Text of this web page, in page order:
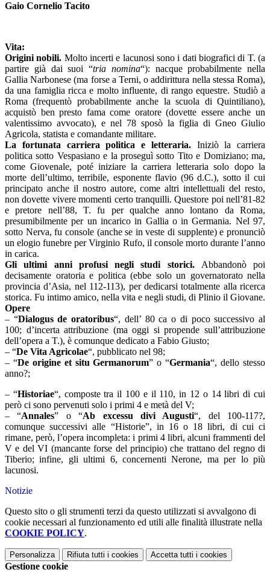
Gaio Cornelio Tacito
Vita:
Origini nobili. Molto incerti e lacunosi sono i dati biografici di T. (a
partire già dai suoi “tria nomina“): nacque probabilmente nella
Gallia Narbonese (ma forse a Terni, o addirittura nella stessa Roma),
da una famiglia ricca e molto influente, di rango equestre. Studiò a
Roma (frequentò probabilmente anche la scuola di Quintiliano),
acquistò ben presto fama come oratore (dovette essere anche un
valentissimo avvocato), e nel 78 sposò la figlia di Gneo Giulio
Agricola, statista e comandante militare.
La fortunata carriera politica e letteraria.
Iniziò la carriera
politica sotto Vespasiano e la proseguì sotto Tito e Domiziano; ma,
come Giovenale, poté iniziare la carriera letteraria solo dopo la
morte dell’ultimo, terribile, esponente flavio (96 d.C.), sotto il cui
principato anche il nostro autore, come altri intellettuali del resto,
non dovette vivere momenti certo tranquilli. Questore poi nell’81-82
e pretore nell’88, T. fu per qualche anno lontano da Roma,
presumibilmente per un incarico in Gallia o in Germania. Nel 97,
sotto Nerva, fu console (anche se in veste di supplente) e pronunciò
un elogio funebre per Virginio Rufo, il console morto durante l’anno
in carica.
Gli ultimi anni profusi negli studi storici.
Abbandonò poi
decisamente oratoria e politica (ebbe solo un governatorato nella
provincia d’Asia, nel 112-113), per dedicarsi totalmente alla ricerca
storica. Fu intimo amico, nella vita e negli studi, di Plinio il Giovane.
Opere
– “Dialogus de oratoribus“, dell’ 80 ca o di poco successivo al
100; d’incerta attribuzione (ma oggi si propende sull’attribuzione
dell’opera a T.), è comunque dedicato a Fabio Giusto;
– “De Vita Agricolae“, pubblicato nel 98;
– “De origine et situ Germanorum” o “Germania“, dello stesso
anno?;
– “Historiae“, composte tra il 100 e il 110, in 12 o 14 libri di cui
però ci sono pervenuti solo i primi 4 e metà del V;
– “Annales” o “Ab excessu divi Augusti“, del 100-117?,
comunque successivi alle “Historie”, in 16 o 18 libri, di cui ci
rimane, però, l’opera incompleta: i primi 4 libri, alcuni frammenti del
V e del VI (mancante forse del principio) che trattano del regno di
Tiberio; infine, gli ultimi 6, concernenti Nerone, ma per lo più
lacunosi.
Notizie
Questo sito o gli strumenti terzi da questo utilizzati si avvalgono di
cookie necessari al funzionamento ed utili alle finalità illustrate nella
COOKIE POLICY.
Personalizza Rifiuta tutti i cookies Accetta tutti i cookies
Gestione cookie